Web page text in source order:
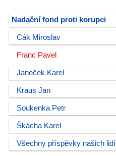
Nadační fond proti korupci
Cák Miroslav
Franc Pavel
Janeček Karel
Kraus Jan
Soukenka Petr
Škácha Karel
Všechny příspěvky našich lidí